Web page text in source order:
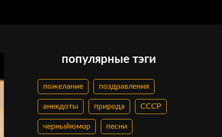
популярные тэги
пожелание поздравления
анекдоты природа СССР
черныйюмор песни